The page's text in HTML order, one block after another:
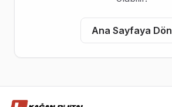
Ana Sayfaya Dön